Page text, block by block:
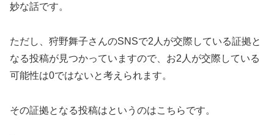
妙な話です。
ただし、狩野舞子さんのSNSで2人が交際している証拠と
なる投稿が見つかっていますので、お2人が交際している
可能性は0ではないと考えられます。
その証拠となる投稿はというのはこちらです。